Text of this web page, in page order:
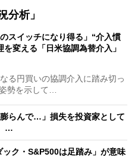
分析」
のスイッチになり得る」“介入慣
を変える「日米協調為替介入」
る円買いの協調介入に踏み切っ
勢を示して…
らんで…」損失を投資家として
…
ック・S&P500は足踏み」が意味